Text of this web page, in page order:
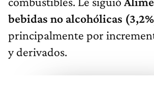
bebidas no alcohólicas
principalmente por
y derivados.